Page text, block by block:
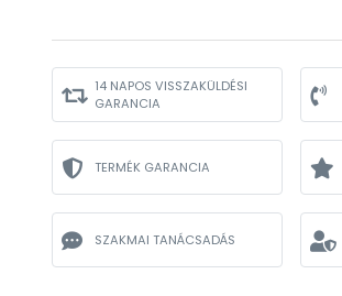
14 NAPOS VISSZAKÜLDÉSI
GARANCIA
TERMÉK GARANCIA
SZAKMAI TANÁCSADÁS